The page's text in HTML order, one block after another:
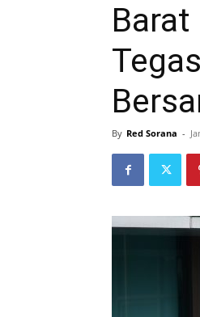
Barat
By Red Sorana -